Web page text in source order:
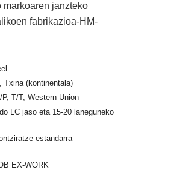
janzteko
fabrikazioa-HM-
Txina (kontinentala)
T/T, Western Union
LC jaso eta 15-20 laneguneko
estandarra
EX-WORK